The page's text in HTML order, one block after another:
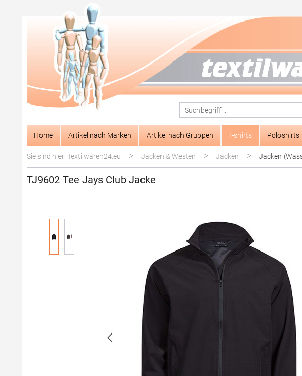
Zur Hauptnavigation springen
Home Artikel nach Marken Artikel nach Gruppen T-shirts Poloshirts
Sie sind hier: Textilwaren24.eu > Jacken & Westen > Jacken > Jacken
TJ9602 Tee Jays Club Jacke